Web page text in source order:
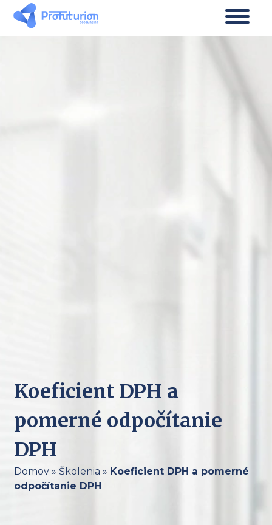
Koeficient DPH a
pomerné odpočítanie
DPH
Domov» Školenia » Koeficient DPH a pomerné
odpočítanie DPH